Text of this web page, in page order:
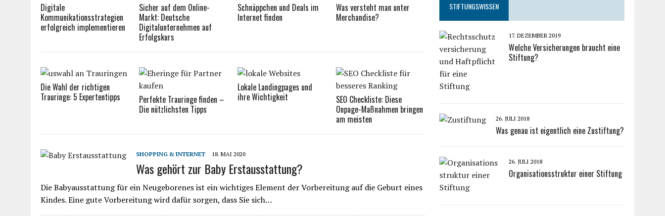
Digitale
Kommunikationsstrategien
erfolgreich implementieren
Sicher auf dem Online-
Markt: Deutsche
Digitalunternehmen auf
Erfolgskurs
Schnäppchen und Deals im
Internet finden
Was versteht man unter
Merchandise?
Die Wahl der richtigen
Trauringe: 5 Expertentipps
Perfekte Trauringe finden –
Die nützlichsten Tipps
Lokale Landingpages und
ihre Wichtigkeit
SEO Checkliste: Diese
Onpage-Maßnahmen bringen
am meisten
SHOPPING & INTERNET 18. MAI 2020
Was gehört zur Baby Erstausstattung?
Die Babyausstattung für ein Neugeborenes ist ein wichtiges Element der Vorbereitung auf die Geburt eines
Kindes. Eine gute Vorbereitung wird dafür sorgen, dass Sie sich…
STIFTUNGSWISSEN
17. DEZEMBER 2019
Welche Versicherungen braucht eine
Stiftung?
26. JULI 2018
Was genau ist eigentlich eine Zustiftung?
26. JULI 2018
Organisationsstruktur einer Stiftung